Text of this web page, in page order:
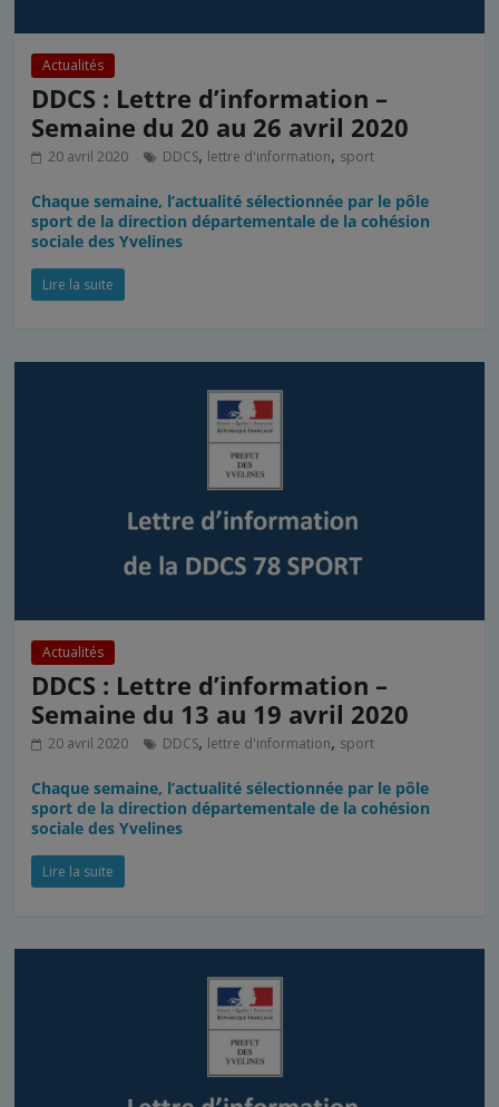
Actualités
DDCS : Lettre d’information –
Semaine du 20 au 26 avril 2020
20 avril 2020 DDCS, lettre d'information, sport
Chaque semaine, l’actualité sélectionnée par le pôle
sport de la direction départementale de la cohésion
sociale des Yvelines
Lire la suite
Actualités
DDCS : Lettre d’information –
Semaine du 13 au 19 avril 2020
20 avril 2020 DDCS, lettre d'information, sport
Chaque semaine, l’actualité sélectionnée par le pôle
sport de la direction départementale de la cohésion
sociale des Yvelines
Lire la suite